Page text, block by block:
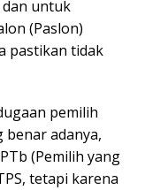
untuk
(Paslon)
pastikan tidak
pemilih
benar adanya,
(Pemilih yang
tetapi karena